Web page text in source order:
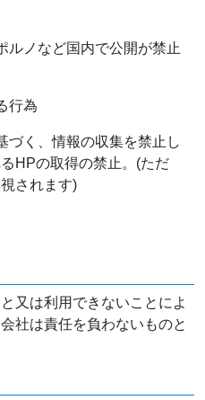
ルノなど国内で公開が禁止
行為
づく、情報の収集を禁止し
HPの取得の禁止。(ただ
されます)
又は利用できないことによ
社は責任を負わないものと